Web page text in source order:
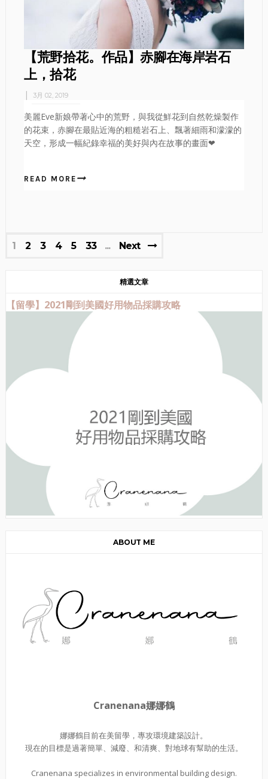
【荒野拾花。作品】赤腳在海岸岩石
上，拾花
3月 02, 2019
美麗Eve新娘帶著心中的荒野，與我從鮮花到自然乾燥製作
的花束，赤腳在最貼近海的粗糙岩石上、飄著細雨和濛濛的
天空，形成一幅紀錄幸福的美好與內在故事的畫面❤
READ MORE
1 2 3 4 5 33 Next
精選文章
【留學】2021剛到美國好用物品採購攻略
ABOUT ME
Cranenana娜娜鶴
娜娜鶴目前在美留學，專攻環境建築設計。
現在的目標是過著簡單、減廢、和清爽、對地球有幫助的生活。
Cranenana specializes in environmental building design.